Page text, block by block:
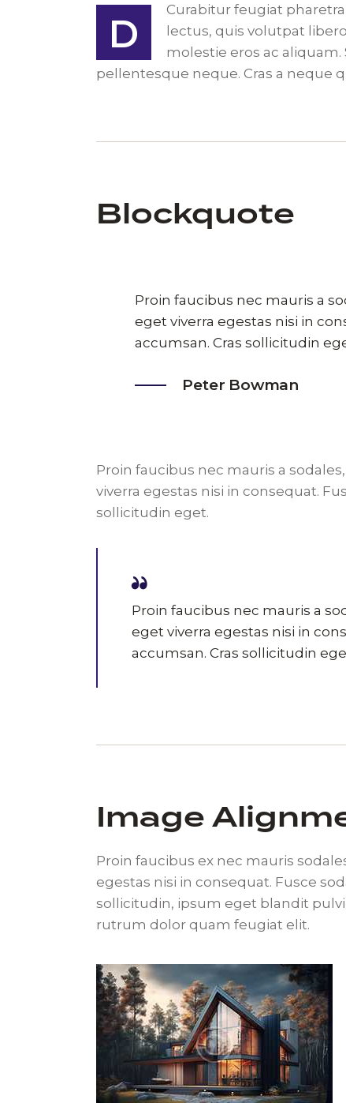
D
Curabitur feugiat
lectus, quis volutpat
molestie eros ac
pellentesque neque. Cras a neque
Blockquote
Proin faucibus nec mauris a
eget viverra egestas nisi in
accumsan. Cras sollicitudin
Peter Bowman
Proin faucibus nec mauris a
viverra egestas nisi in consequat.
sollicitudin eget.
Proin faucibus nec mauris a
eget viverra egestas nisi in
accumsan. Cras sollicitudin
Image
Proin faucibus ex nec mauris
egestas nisi in consequat. Fusce
sollicitudin, ipsum eget blandit
rutrum dolor quam feugiat elit.